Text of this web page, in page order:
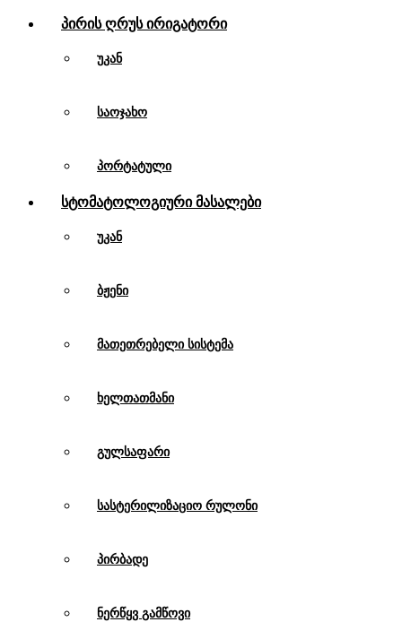
Პირის Ღრუს Ირიგატორი
უკან
საოჯახო
პორტატული
Სტომატოლოგიური Მასალები
უკან
ბჟენი
მათეთრებელი სისტემა
ხელთათმანი
გულსაფარი
სასტერილიზაციო რულონი
პირბადე
ნერწყვ გამწოვი